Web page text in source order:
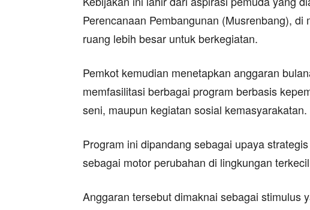
Perencanaan Pembangunan (Musrenbang),
ruang lebih besar untuk berkegiatan.
Pemkot kemudian menetapkan anggaran
memfasilitasi berbagai program berbasis
seni, maupun kegiatan sosial kemasyarakatan.
Program ini dipandang sebagai upaya
sebagai motor perubahan di lingkungan
Anggaran tersebut dimaknai sebagai stimulus